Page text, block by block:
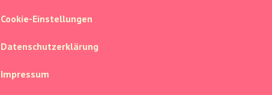
Cookie-Einstellungen
Datenschutzerklärung
Impressum